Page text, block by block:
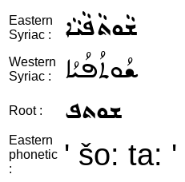
Eastern
Syriac :
ܫܵܘܬܵܦܵܝܵܐ
Western
Syriac :
ܫܳܘܬܳܦܳܝܳܐ
Root : ܫܘܬܦ
Eastern
phonetic
:
' šo: ta: '